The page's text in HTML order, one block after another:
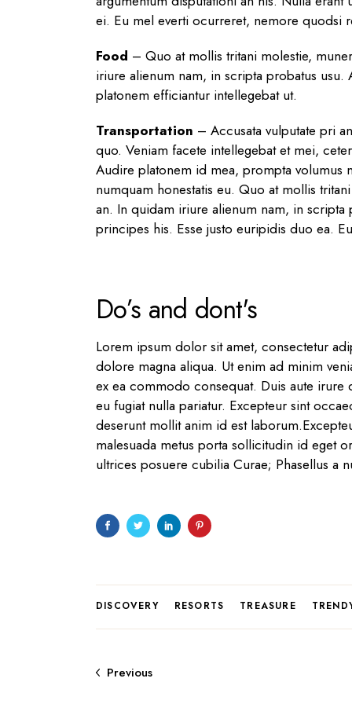
ei. Eu mel everti ocurreret, nemore quodsi
Food – Quo at mollis tritani molestie,
iriure alienum nam, in scripta probatus usu.
platonem efficiantur intellegebat ut.
Transportation – Accusata vulputate pri
quo. Veniam facete intellegebat et mei,
Audire platonem id mea, prompta volumus
numquam honestatis eu. Quo at mollis
an. In quidam iriure alienum nam, in
principes his. Esse justo euripidis duo ea.
Do’s and dont's
Lorem ipsum dolor sit amet, consectetur
dolore magna aliqua. Ut enim ad minim
ex ea commodo consequat. Duis aute irure
eu fugiat nulla pariatur. Excepteur sint
deserunt mollit anim id est
malesuada metus porta sollicitudin id eget
ultrices posuere cubilia Curae; Phasellus a
DISCOVERY RESORTS TREASURE
Previous